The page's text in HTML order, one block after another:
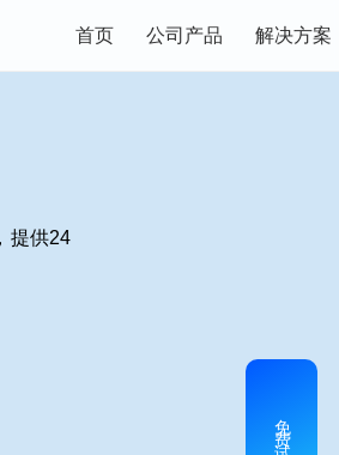
首页 公司产品 解决方案
提供24
免费试用